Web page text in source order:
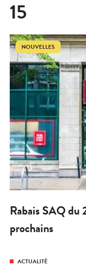
15
NOUVELLES
Rabais SAQ du
prochains
ACTUALITÉ